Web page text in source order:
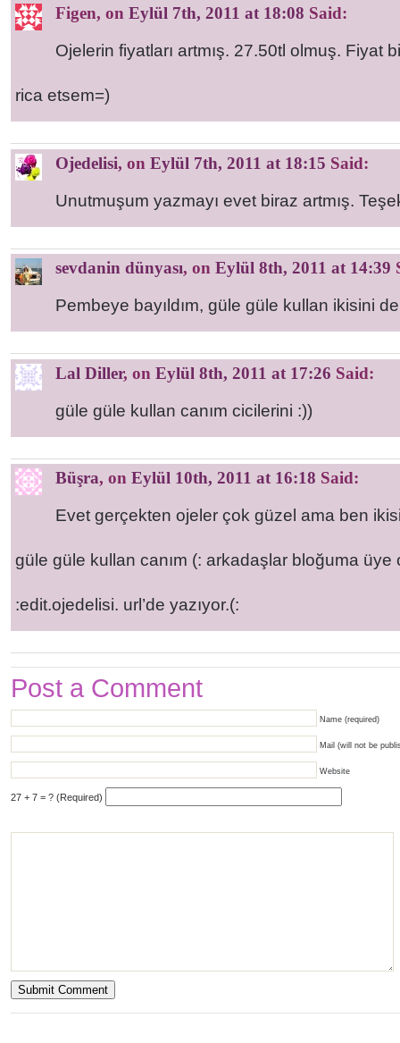
Figen, on Eylül 7th, 2011 at 18:08 Said:
Ojelerin fiyatları artmış. 27.50tl olmuş. Fiyat
rica etsem=)
Ojedelisi, on Eylül 7th, 2011 at 18:15 Said:
Unutmuşum yazmayı evet biraz artmış.
sevdanin dünyası, on Eylül 8th, 2011 at 14:39
Pembeye bayıldım, güle güle kullan ikisini
Lal Diller, on Eylül 8th, 2011 at 17:26 Said:
güle güle kullan canım cicilerini :))
Büşra, on Eylül 10th, 2011 at 16:18 Said:
Evet gerçekten ojeler çok güzel ama ben
güle güle kullan canım (: arkadaşlar bloğuma üye
:edit.ojedelisi. url’de yazıyor.(:
Post a Comment
Name (required)
Mail (will not be
Website
27 + 7 = ? (Required)